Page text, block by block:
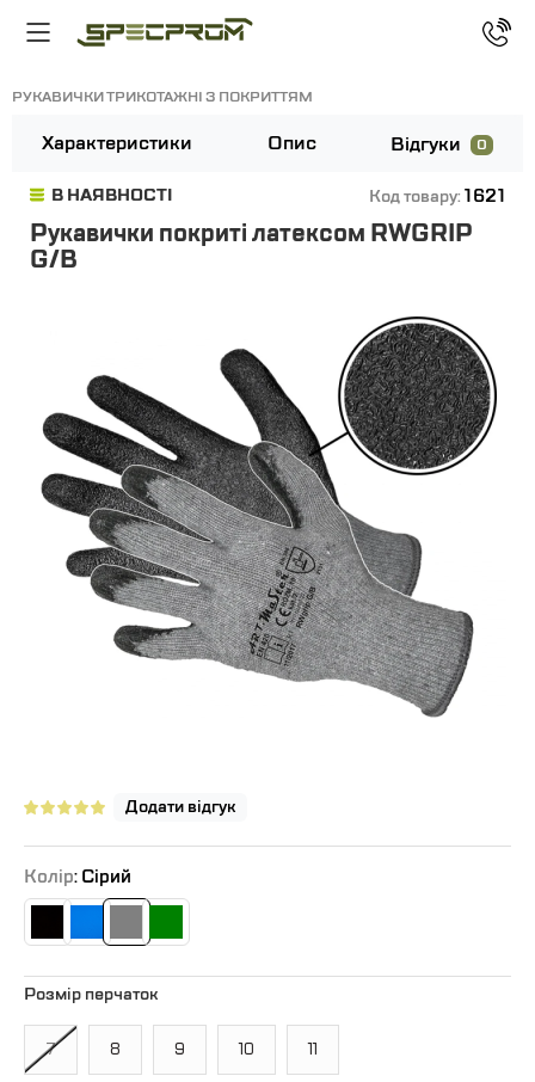
РУКАВИЧКИ ТРИКОТАЖНІ З ПОКРИТТЯМ
Характеристики Опис Відгуки 0
В НАЯВНОСТІ Код товару:1621
Рукавички покриті латексом RWGRIP
G/B
Додати відгук
Колір: Сірий
Розмір перчаток
7 8 9 10 11